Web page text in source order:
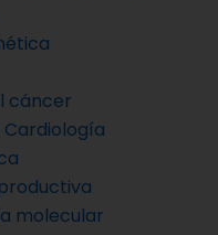
cáncer
molecular